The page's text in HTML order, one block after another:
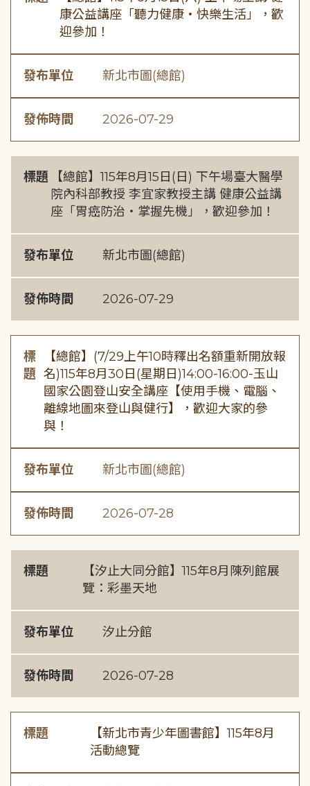
康公益講座「聽力健康・快樂生活」，歡
迎參加！
發布單位 新北市圖(總館)
發佈時間 2026-07-29
標題
【總館】115年8月15日(日) 下午場臺大醫學
院內科部教授 李宜家教授主講 健康公益講
座「胃癌防治・掌握先機」，歡迎參加！
發布單位 新北市圖(總館)
發佈時間 2026-07-29
標
題
【總館】(7/29上午10時釋出名額重新開放報
名)115年8月30日(星期日)14:00-16:00-玉山
國家公園登山安全講座【使用手機、電腦、
離線地圖來登山與健行】，歡迎大家的參
與！
發布單位 新北市圖(總館)
發佈時間 2026-07-28
標題
【汐止大同分館】115年8月陳列館展
覽：彩墨天地
發布單位 汐止分館
發佈時間 2026-07-28
標題
【新北市青少年圖書館】115年8月
活動總覽